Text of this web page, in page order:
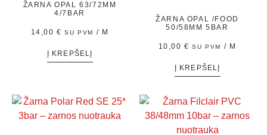
ŽARNA OPAL 63/72MM
4/7BAR
14,00€ SU PVM / M
Į KREPŠELĮ
ŽARNA OPAL /FOOD
50/58MM 5BAR
10,00€ SU PVM / M
Į KREPŠELĮ